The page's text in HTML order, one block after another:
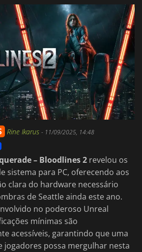
Rine Ikarus - 11/09/2025, 14:48
– Bloodlines 2 revelou os
sistema para PC, oferecendo aos
clara do hardware necessário
de Seattle ainda este ano.
no poderoso Unreal
mínimas são
acessíveis, garantindo que uma
jogadores possa mergulhar nesta